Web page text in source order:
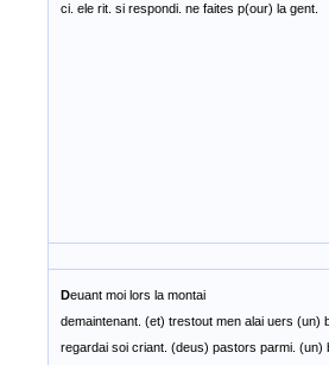
ci. ele rit. si respondi. ne faites p(our) la gent.
Deuant moi lors la montai
demaintenant. (et) trestout men alai uers (un)
regardai soi criant. (deus) pastors parmi. (un)